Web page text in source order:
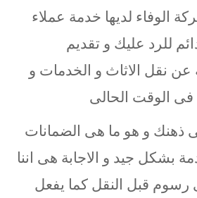
الوفاء لديها خدمة عملاء
للرد عليك و تقديم
عن نقل الاثاث و الخدمات و
فى الوقت الحالى
ذهنك و هو ما هى الضمانات
بشكل جيد و الاجابة هى اننا
رسوم قبل النقل كما يفعل